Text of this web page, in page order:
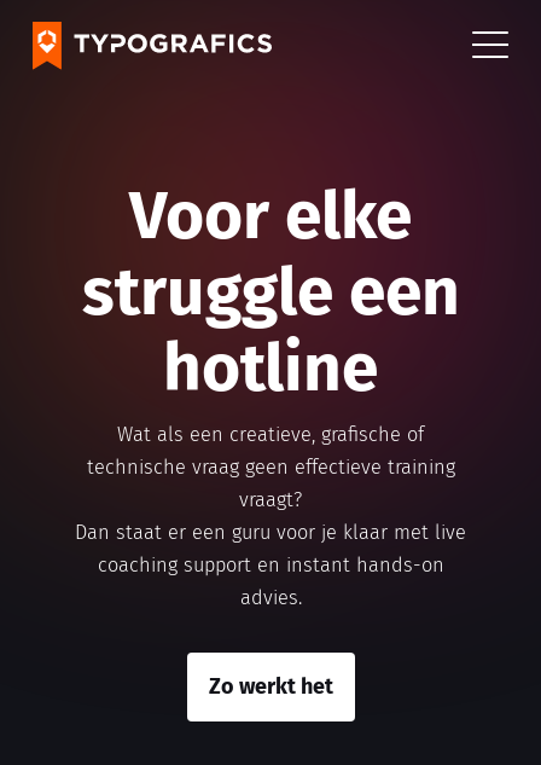
Voor elke
struggle een
hotline
Wat als een creatieve, grafische of
technische vraag geen effectieve training
vraagt?
Dan staat er een guru voor je klaar met live
coaching support en instant hands-on
advies.
Zo werkt het